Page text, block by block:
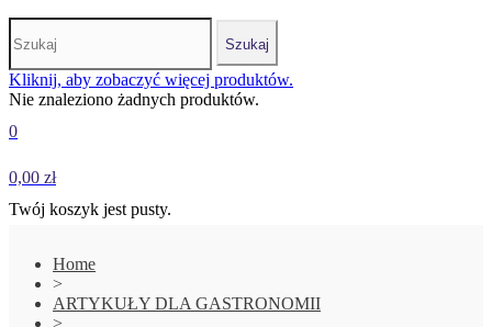
Szukaj
Kliknij, aby zobaczyć więcej produktów.
Nie znaleziono żadnych produktów.
0
0,00 zł
Twój koszyk jest pusty.
Home
>
ARTYKUŁY DLA GASTRONOMII
>